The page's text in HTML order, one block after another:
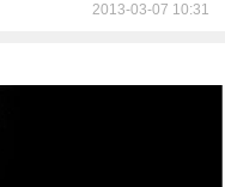
2013-03-07 10:31